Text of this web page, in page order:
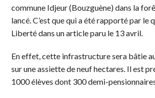
commune Idjeur (Bouzguène) dans la
lancé. C’est que qui a été rapporté par le
Liberté dans un article paru le 13 avril.
En effet, cette infrastructure sera bâtie
sur une assiette de neuf hectares. Il est
1000 élèves dont 300 demi-